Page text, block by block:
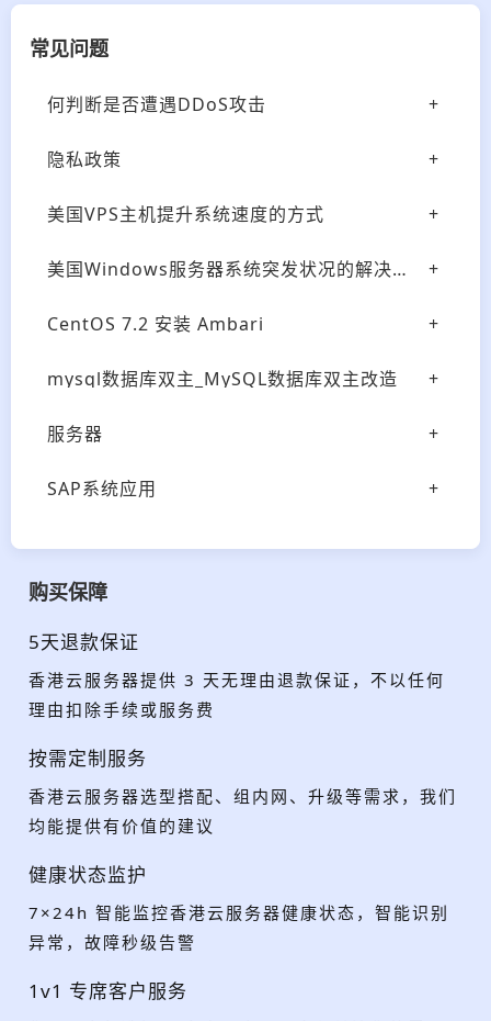
购买保障
5天退款保证
香港云服务器提供 3 天无理由退款保证，不以任何
理由扣除手续或服务费
按需定制服务
香港云服务器选型搭配、组内网、升级等需求，我们
均能提供有价值的建议
健康状态监护
7×24h 智能监控香港云服务器健康状态，智能识别
异常，故障秒级告警
1v1 专席客户服务
常见问题
何判断是否遭遇DDoS攻击
隐私政策
美国VPS主机提升系统速度的方式
美国Windows服务器系统突发状况的解决方式
CentOS 7.2 安装 Ambari
mysql数据库双主_MySQL数据库双主改造
服务器
SAP系统应用